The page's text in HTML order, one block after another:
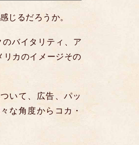
じるだろうか。
バイタリティ、ア
カのイメージその
いて、広告、パッ
な角度からコカ・